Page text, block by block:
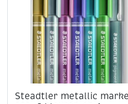
Steadtler metallic